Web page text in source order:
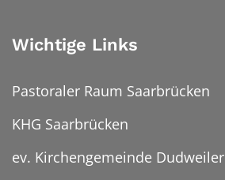
Wichtige Links
Pastoraler Raum Saarbrücken
KHG Saarbrücken
ev. Kirchengemeinde Dudweiler